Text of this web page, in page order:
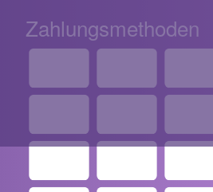
Zahlungsmethoden